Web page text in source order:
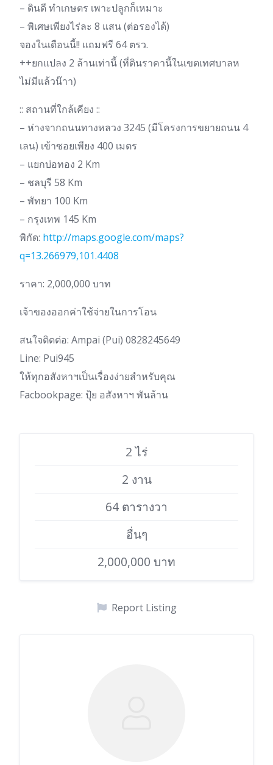
– ดินดี ทำเกษตร เพาะปลูกก็เหมาะ
– พิเศษเพียงไร่ละ 8 แสน (ต่อรองได้)
จองในเดือนนี้!! แถมฟรี 64 ตรว.
++ยกแปลง 2 ล้านเท่านี้ (ที่ดินราคานี้ในเขตเทศบาลห
ไม่มีแล้วน๊าา)
:: สถานที่ใกล้เคียง ::
– ห่างจากถนนทางหลวง 3245 (มีโครงการขยายถนน 4
เลน) เข้าซอยเพียง 400 เมตร
– แยกบ่อทอง 2 Km
– ชลบุรี 58 Km
– พัทยา 100 Km
– กรุงเทพ 145 Km
พิกัด: http://maps.google.com/maps?
q=13.266979,101.4408
ราคา: 2,000,000 บาท
เจ้าของออกค่าใช้จ่ายในการโอน
สนใจติดต่อ: Ampai (Pui) 0828245649
Line: Pui945
ให้​ทุก​อสังหา​ฯ​เป็น​เรื่อง​ง่ายสำหรับ​คุณ​
Facbook​page: ปุ้ย อสังหา​ฯ​ พันล้าน
2 ไร่
2 งาน
64 ตารางวา
อื่นๆ
2,000,000 บาท
Report Listing